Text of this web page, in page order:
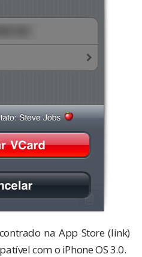
na App Store (link)
com o iPhone OS 3.0.